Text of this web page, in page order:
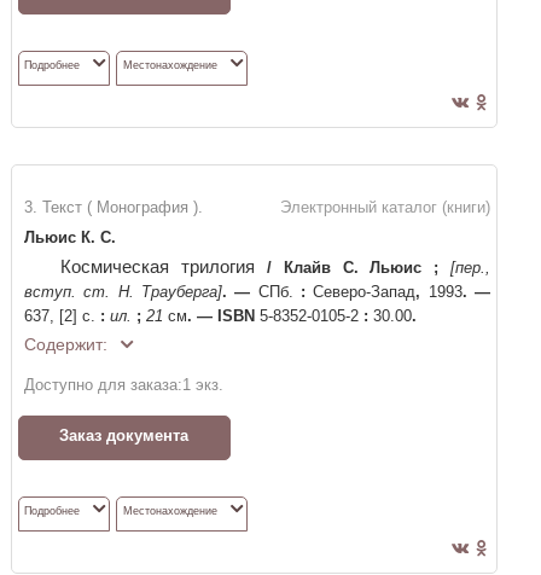
Подробнее Местонахождение
Электронный каталог (книги)
3. Текст ( Монография ).
Льюис К. С.
Космическая трилогия / Клайв С. Льюис ;
[пер.,
вступ. ст. Н. Трауберга]. — СПб. : Северо-Запад, 1993. —
637, [2] с. : ил. ; 21 см. — ISBN 5-8352-0105-2 : 30.00.
Содержит:
Доступно для заказа:1 экз.
Заказ документа
Подробнее Местонахождение